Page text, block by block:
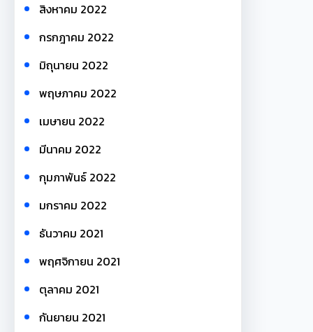
สิงหาคม 2022
กรกฎาคม 2022
มิถุนายน 2022
พฤษภาคม 2022
เมษายน 2022
มีนาคม 2022
กุมภาพันธ์ 2022
มกราคม 2022
ธันวาคม 2021
พฤศจิกายน 2021
ตุลาคม 2021
กันยายน 2021